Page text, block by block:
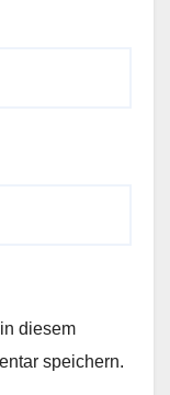
diesem
speichern.